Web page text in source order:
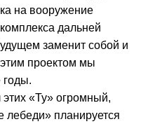
на вооружение
дальней
заменит собой и
проектом мы
годы.
«Ту» огромный,
лебеди» планируется